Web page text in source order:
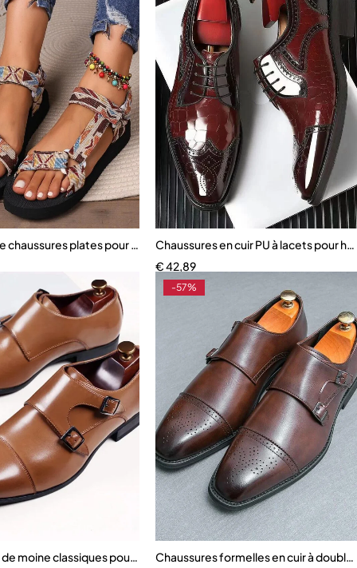
Oxford de bureau
chaussures plates pour femmesChaussures en cuir PU à lacets pour
€42,89
moine classiques pour hommes
-57%
Chaussures formelles en cuir à